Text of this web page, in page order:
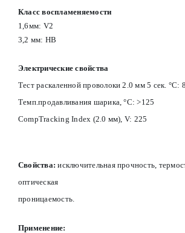
Класс воспламеняемости
1,6мм: V2
3,2 мм: HB
Электрические свойства
Тест раскаленной проволоки 2.0 мм 5 сек. °С:
Темп.продавливания шарика, °С: >125
CompTracking Index (2.0 мм), V: 225
Свойства: исключительная прочность,
оптическая
проницаемость.
Применение: